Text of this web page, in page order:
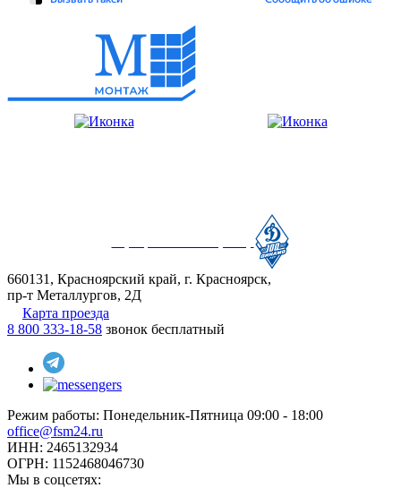
660131, Красноярский край, г. Красноярск,
пр-т Металлургов, 2Д
Карта проезда
8 800 333-18-58 звонок бесплатный
Режим работы: Понедельник-Пятница 09:00 - 18:00
office@fsm24.ru
ИНН: 2465132934
ОГРН: 1152468046730
Мы в соцсетях: